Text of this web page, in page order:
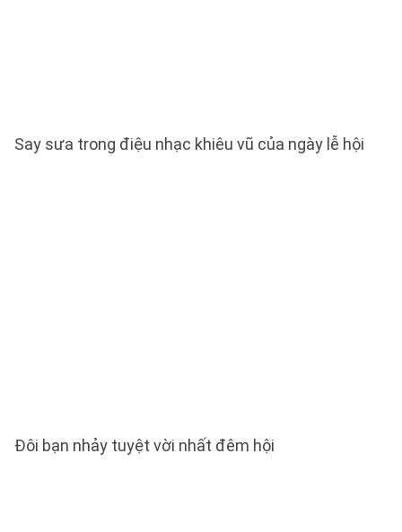
Say sưa trong điệu nhạc khiêu vũ của ngày lễ hội
Đôi bạn nhảy tuyệt vời nhất đêm hội